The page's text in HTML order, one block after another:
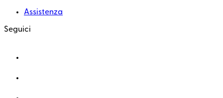
Assistenza
Seguici